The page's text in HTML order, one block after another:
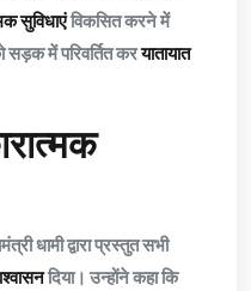
सुविधाएंविकसित करने में
सड़क में परिवर्तित करयातायात
धामी द्वारा प्रस्तुत सभी
दिया। उन्होंने कहा कि